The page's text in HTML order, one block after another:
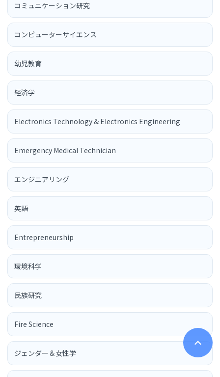
コミュニケーション研究
コンピューターサイエンス
幼児教育
経済学
Electronics Technology & Electronics Engineering
Emergency Medical Technician
エンジニアリング
英語
Entrepreneurship
環境科学
民族研究
Fire Science
ジェンダー＆女性学